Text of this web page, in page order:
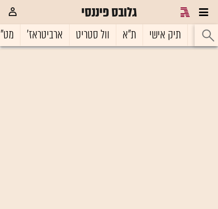
גלובס פיננסי
ראשי תיק אישי ת"א וול סטריט ארביטראז'